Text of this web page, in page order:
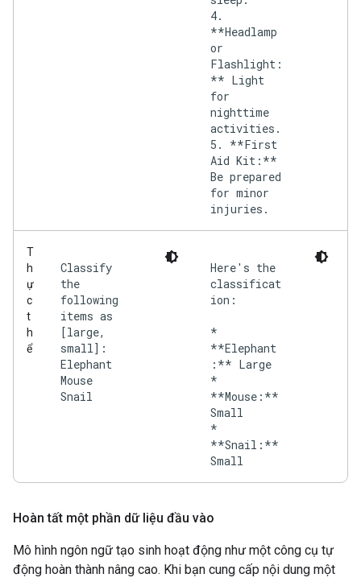
4.
**Headlamp
or
Flashlight:
** Light
for
nighttime
activities.
5. **First
Aid Kit:**
Be prepared
for minor
injuries.
T
h
ự
c
t
h
ể
Classify
the
following
items as
[large,
small]:
Elephant
Mouse
Snail
Here's the
classificat
ion:
*
**Elephant
:** Large
*
**Mouse:**
Small
*
**Snail:**
Hoàn tất một phần dữ liệu đầu vào
Mô hình ngôn ngữ tạo sinh hoạt động như một công cụ tự
động hoàn thành nâng cao. Khi bạn cung cấp nội dung một